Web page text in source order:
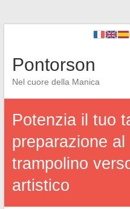
Pontorson
Nel cuore della Manica
Potenzia il tuo
preparazione al
trampolino
artistico